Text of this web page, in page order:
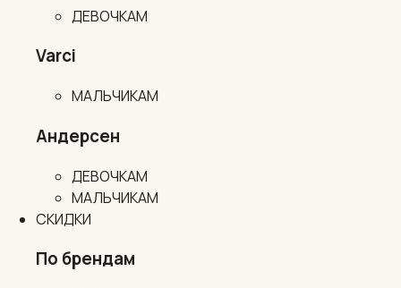
ДЕВОЧКАМ
Varci
МАЛЬЧИКАМ
Андерсен
ДЕВОЧКАМ
МАЛЬЧИКАМ
СКИДКИ
По брендам